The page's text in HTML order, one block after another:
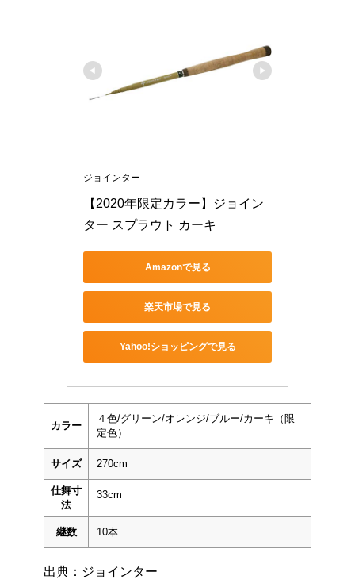
ジョインター
【2020年限定カラー】ジョイン
ター スプラウト カーキ
Amazonで見る
楽天市場で見る
Yahoo!ショッピングで見る
カラー
４色/グリーン/オレンジ/ブルー/カーキ（限
定色）
サイズ 270cm
仕舞寸
法
33cm
継数 10本
出典：ジョインター